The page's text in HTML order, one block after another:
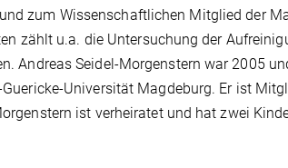
zum Wissenschaftlichen Mitglied der
zählt u.a. die Untersuchung der
Andreas Seidel-Morgenstern war 2005
Universität Magdeburg. Er ist
ist verheiratet und hat zwei